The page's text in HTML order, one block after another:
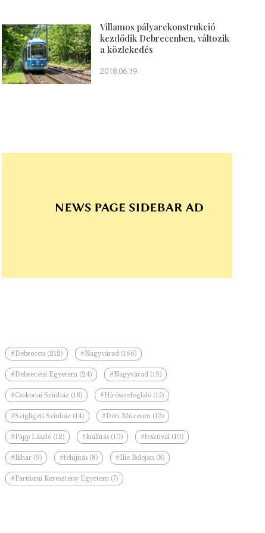
Villamos pályarekonstrukció
kezdődik Debrecenben, változik
a közlekedés
2018.06.19
#Debrecen (212) #Nagyvárad (166)
#Debreceni Egyetem (24) #Nagyvárad (19)
#Csokonai Színház (18) #Hírösszefoglaló (15)
#Szigligeti Színház (14) #Déri Múzeum (13)
#Papp László (12) #kiállítás (10) #fesztivál (10)
#Bihar (9) #felújítás (8) #Ilie Bolojan (8)
#Partiumi Keresztény Egyetem (7)